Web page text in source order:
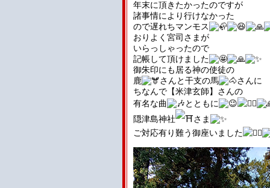
年末に頂きたかったのですが
諸事情により行けなかった
ので遅れちマンモス
おりよく宮司さまが
いらっしゃったので
記帳して頂けました
御朱印にも居る神の使徒の
鹿
さんと干支の馬
さんに
ちなんで【米津玄師】さんの
有名な曲
とともに
隠津島神社
さま
ご対応有り難う御座いました